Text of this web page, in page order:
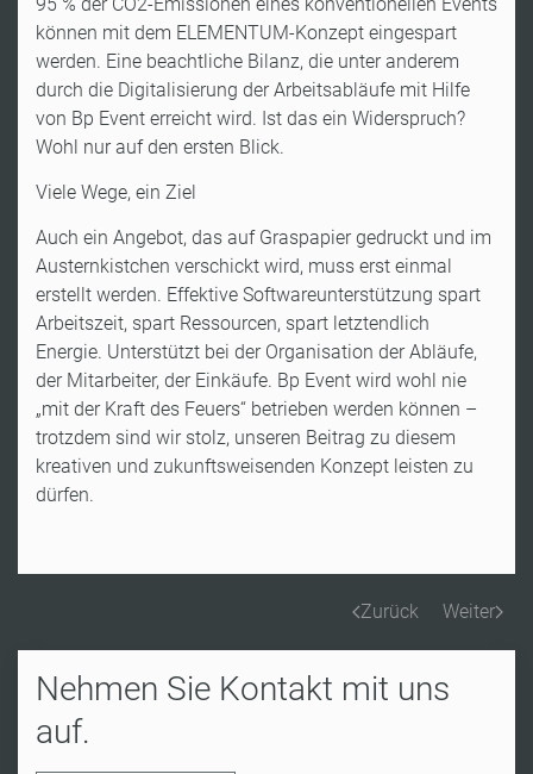
können mit dem ELEMENTUM-Konzept eingespart
werden. Eine beachtliche Bilanz, die unter anderem
durch die Digitalisierung der Arbeitsabläufe mit Hilfe
von Bp Event erreicht wird. Ist das ein Widerspruch?
Wohl nur auf den ersten Blick.
Viele Wege, ein Ziel
Auch ein Angebot, das auf Graspapier gedruckt und im
Austernkistchen verschickt wird, muss erst einmal
erstellt werden. Effektive Softwareunterstützung spart
Arbeitszeit, spart Ressourcen, spart letztendlich
Energie. Unterstützt bei der Organisation der Abläufe,
der Mitarbeiter, der Einkäufe. Bp Event wird wohl nie
„mit der Kraft des Feuers“ betrieben werden können –
trotzdem sind wir stolz, unseren Beitrag zu diesem
kreativen und zukunftsweisenden Konzept leisten zu
dürfen.
Zurück Weiter
Nehmen Sie Kontakt mit uns
auf.